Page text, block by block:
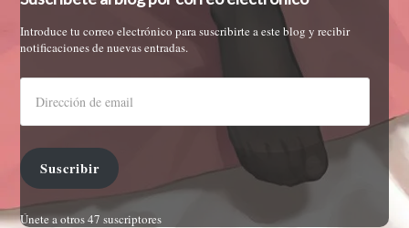
Introduce tu correo electrónico para suscribirte a este blog y recibir
notificaciones de nuevas entradas.
Suscribir
Únete a otros 47 suscriptores